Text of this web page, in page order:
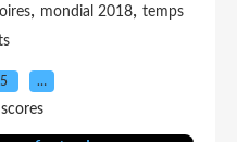
, mondial 2018, temps
…